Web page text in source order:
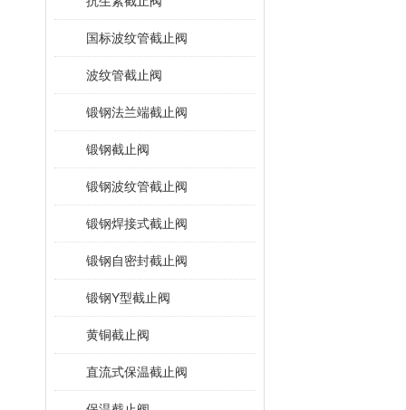
国标波纹管截止阀
波纹管截止阀
锻钢法兰端截止阀
锻钢截止阀
锻钢波纹管截止阀
锻钢焊接式截止阀
锻钢自密封截止阀
锻钢Y型截止阀
黄铜截止阀
直流式保温截止阀